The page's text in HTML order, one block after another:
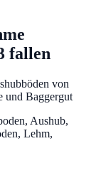
fallen
von
und Baggergut
Aushub,
Lehm,